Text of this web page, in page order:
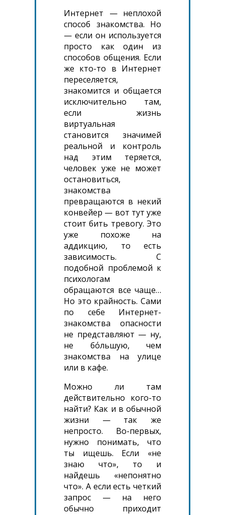
Интернет — неплохой
способ знакомства. Но
— если он используется
просто как один из
способов общения. Если
же кто-то в Интернет
переселяется,
знакомится и общается
исключительно там,
если жизнь
виртуальная
становится значимей
реальной и контроль
над этим теряется,
человек уже не может
остановиться,
знакомства
превращаются в некий
конвейер — вот тут уже
стоит бить тревогу. Это
уже похоже на
аддикцию, то есть
зависимость. С
подобной проблемой к
психологам
обращаются все чаще…
Но это крайность. Сами
по себе Интернет-
знакомства опасности
не представляют — ну,
не бόльшую, чем
знакомства на улице
или в кафе.
Можно ли там
действительно кого-то
найти? Как и в обычной
жизни — так же
непросто. Во-первых,
нужно понимать, что
ты ищешь. Если «не
знаю что», то и
найдешь «непонятно
что». А если есть четкий
запрос — на него
обычно приходит